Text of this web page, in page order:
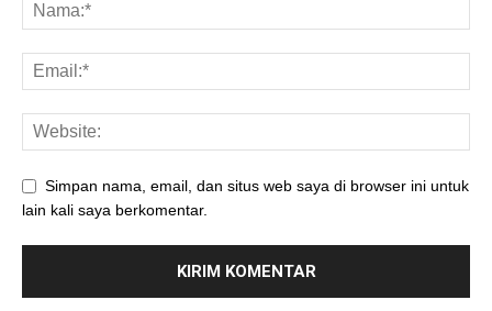
Simpan nama, email, dan situs web saya di browser ini untuk
lain kali saya berkomentar.